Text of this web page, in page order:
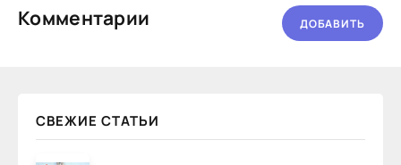
Комментарии ДОБАВИТЬ
СВЕЖИЕ СТАТЬИ